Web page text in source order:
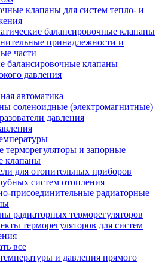
клапаны для систем тепло- и
балансировочные клапаны
принадлежности и
части
балансировочные клапаны
давления
автоматика
соленоидные (электромагнитные)
давления
терморегуляторы и запорные
клапаны
для отопительных приборов
систем отопления
присоединительные радиаторные
радиаторных терморегуляторов
терморегуляторов для систем
все
и давления прямого